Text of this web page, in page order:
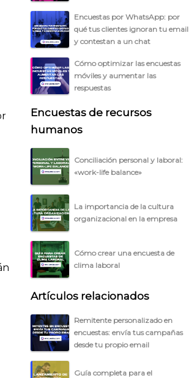
Encuestas por WhatsApp: por
qué tus clientes ignoran tu email
y contestan a un chat
Cómo optimizar las encuestas
móviles y aumentar las
respuestas
Encuestas de recursos
humanos
Conciliación personal y laboral:
«work-life balance»
La importancia de la cultura
organizacional en la empresa
Cómo crear una encuesta de
clima laboral
Artículos relacionados
Remitente personalizado en
encuestas: envía tus campañas
desde tu propio email
Guía completa para el